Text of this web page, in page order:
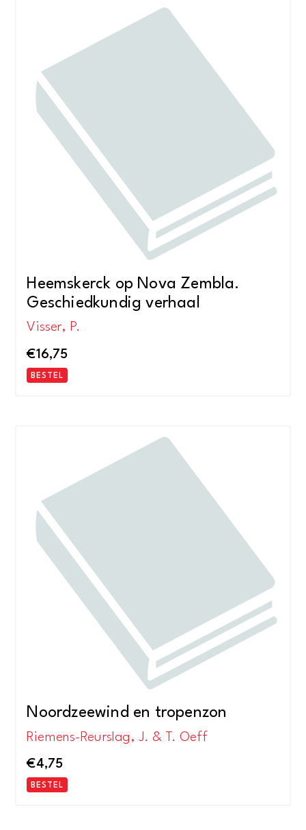
Heemskerck op Nova Zembla.
Geschiedkundig verhaal
Visser, P.
€16,75
BESTEL
Noordzeewind en tropenzon
Riemens-Reurslag, J. & T. Oeff
€4,75
BESTEL